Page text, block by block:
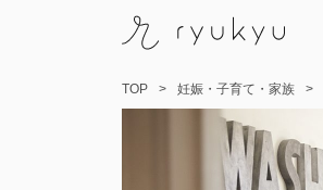
TOP 妊娠・子育て・家族